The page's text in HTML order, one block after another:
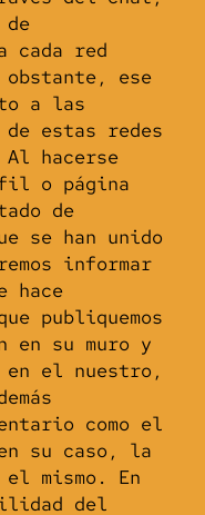
cada red
ese
a las
estas redes
hacerse
o página
de
se han unido
informar
hace
publiquemos
en su muro y
en el nuestro,
como el
su caso, la
mismo. En
del